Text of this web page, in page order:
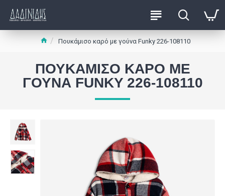
Πουκάμισο καρό με γούνα Funky 226-108110
ΠΟΥΚΆΜΙΣΟ ΚΑΡΌ ΜΕ
ΓΟΎΝΑ FUNKY 226-108110